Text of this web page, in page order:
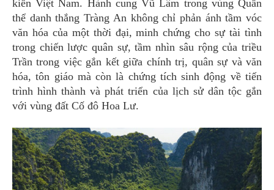
kiến Việt Nam. Hành cung Vũ Lâm trong vùng Quần
thể danh thắng Tràng An không chỉ phản ánh tầm vóc
văn hóa của một thời đại, minh chứng cho sự tài tình
trong chiến lược quân sự, tầm nhìn sâu rộng của triều
Trần trong việc gắn kết giữa chính trị, quân sự và văn
hóa, tôn giáo mà còn là chứng tích sinh động về tiến
trình hình thành và phát triển của lịch sử dân tộc gắn
với vùng đất Cố đô Hoa Lư.